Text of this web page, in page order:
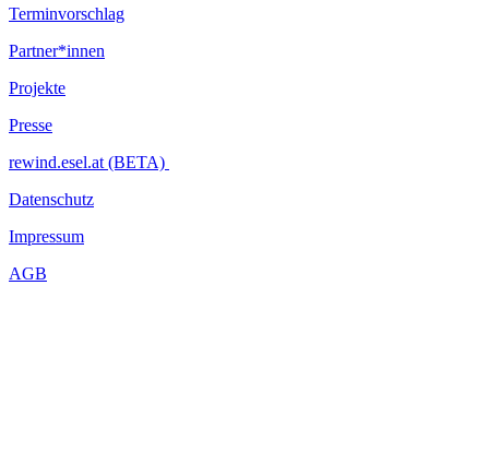
Terminvorschlag
Partner*innen
Projekte
Presse
rewind.esel.at (BETA)
Datenschutz
Impressum
AGB